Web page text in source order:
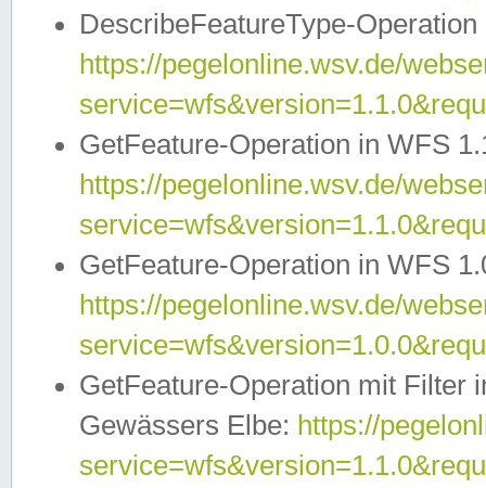
DescribeFeatureType-
https://pegelonline.wsv.de/
GetFeature-Operation in WFS
https://pegelonline.wsv.de/
GetFeature-Operation in WFS
https://pegelonline.wsv.de/
GetFeature-Operation mit Filter
Gewässers Elbe: https://